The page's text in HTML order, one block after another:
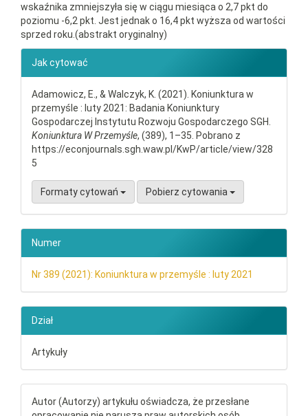
wskaźnika zmniejszyła się w ciągu miesiąca o 2,7 pkt do
poziomu -6,2 pkt. Jest jednak o 16,4 pkt wyższa od wartości
sprzed roku.(abstrakt oryginalny)
Jak cytować
Adamowicz, E., & Walczyk, K. (2021). Koniunktura w
przemyśle : luty 2021: Badania Koniunktury
Gospodarczej Instytutu Rozwoju Gospodarczego SGH.
Koniunktura W Przemyśle, (389), 1–35. Pobrano z
https://econjournals.sgh.waw.pl/KwP/article/view/328
5
Formaty cytowań Pobierz cytowania
Numer
Nr 389 (2021): Koniunktura w przemyśle : luty 2021
Dział
Artykuły
Autor (Autorzy) artykułu oświadcza, że przesłane